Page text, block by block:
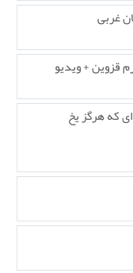
غربی
قزوین + ویدیو
که هرگز یخ